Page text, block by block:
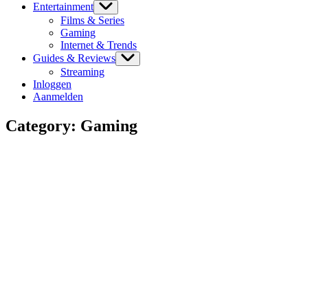
Entertainment
Films & Series
Gaming
Internet & Trends
Guides & Reviews
Streaming
Inloggen
Aanmelden
Category: Gaming